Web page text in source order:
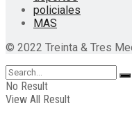
policiales
MAS
© 2022 Treinta & Tres
No Result
View All Result